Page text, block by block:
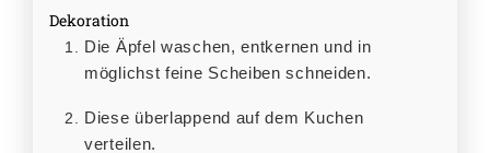
Dekoration
Die Äpfel waschen, entkernen und in
möglichst feine Scheiben schneiden.
Diese überlappend auf dem Kuchen
verteilen.